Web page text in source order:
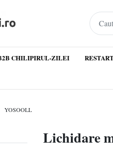
CHILIPIRUL-ZILEI
YOSOOLL
Lichidare